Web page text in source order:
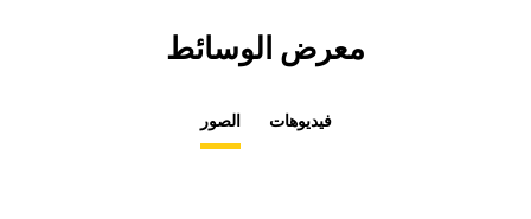
معرض الوسائط
الصور فيديوهات